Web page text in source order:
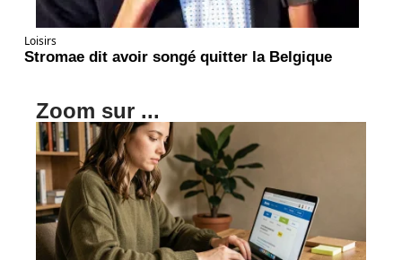
Loisirs
Stromae dit avoir songé quitter la Belgique
Zoom sur ...